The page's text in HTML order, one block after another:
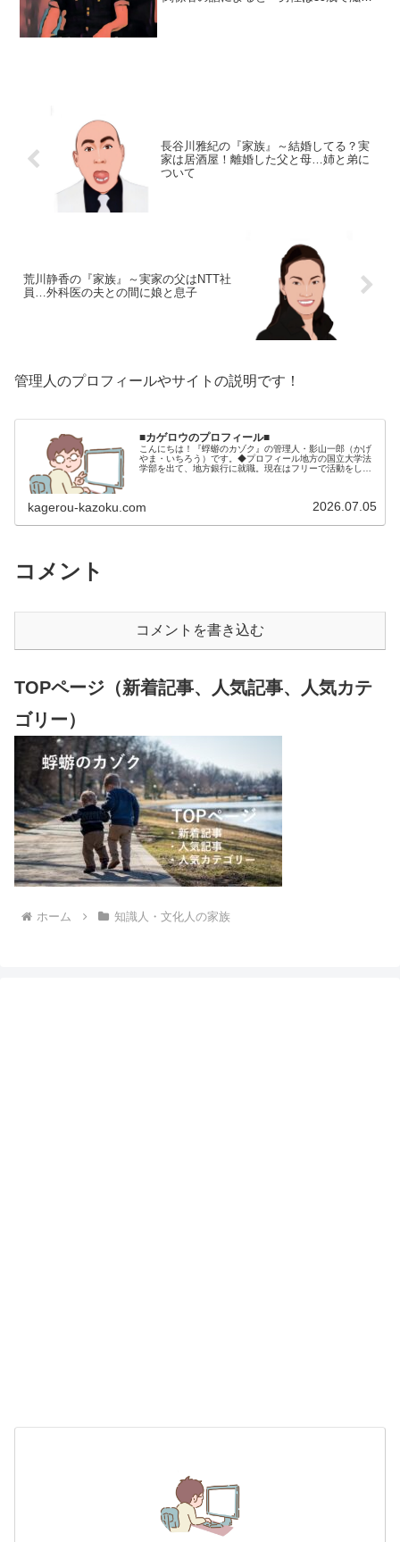
長谷川雅紀の『家族』～結婚してる？実
家は居酒屋！離婚した父と母…姉と弟に
ついて
荒川静香の『家族』～実家の父はNTT社
員…外科医の夫との間に娘と息子
管理人のプロフィールやサイトの説明です！
■カゲロウのプロフィール■
こんにちは！『蜉蝣のカゾク』の管理人・影山一郎（かげ
やま・いちろう）です。◆プロフィール地方の国立大学法
学部を出て、地方銀行に就職。現在はフリーで活動をして
kagerou-kazoku.com 2026.07.05
コメント
コメントを書き込む
TOPページ（新着記事、人気記事、人気カテ
ゴリー）
ホーム 知識人・文化人の家族